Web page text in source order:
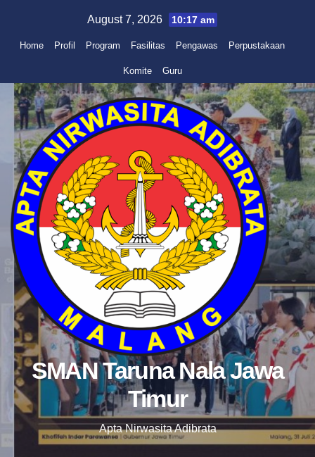
content
August 7, 2026 10:17 am
Home Profil Program Fasilitas Pengawas Perpustakaan
Komite Guru
SMAN Taruna Nala Jawa
Timur
Apta Nirwasita Adibrata